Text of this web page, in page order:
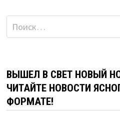
Найти:
ВЫШЕЛ В СВЕТ НОВЫЙ
ЧИТАЙТЕ НОВОСТИ
ФОРМАТЕ!